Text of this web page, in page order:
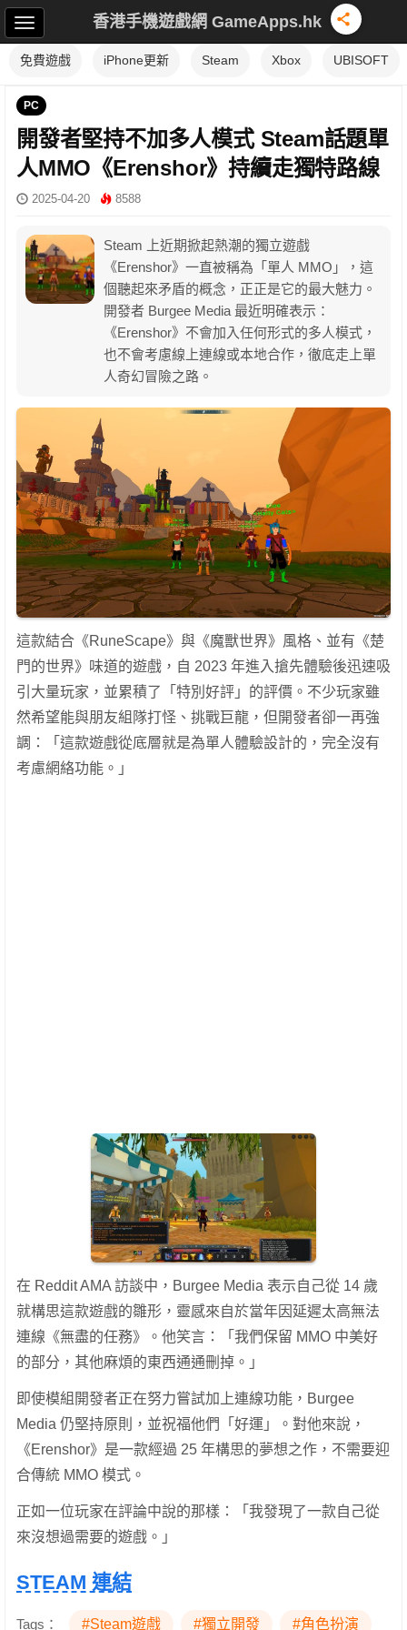
香港手機遊戲網 GameApps.hk
免費遊戲 iPhone更新 Steam Xbox UBISOFT
PC
開發者堅持不加多人模式 Steam話題單
人MMO《Erenshor》持續走獨特路線
2025-04-20 8588
Steam 上近期掀起熱潮的獨立遊戲
《Erenshor》一直被稱為「單人 MMO」，這
個聽起來矛盾的概念，正正是它的最大魅力。
開發者 Burgee Media 最近明確表示：
《Erenshor》不會加入任何形式的多人模式，
也不會考慮線上連線或本地合作，徹底走上單
人奇幻冒險之路。
這款結合《RuneScape》與《魔獸世界》風格、並有《楚
門的世界》味道的遊戲，自 2023 年進入搶先體驗後迅速吸
引大量玩家，並累積了「特別好評」的評價。不少玩家雖
然希望能與朋友組隊打怪、挑戰巨龍，但開發者卻一再強
調：「這款遊戲從底層就是為單人體驗設計的，完全沒有
考慮網絡功能。」
在 Reddit AMA 訪談中，Burgee Media 表示自己從 14 歲
就構思這款遊戲的雛形，靈感來自於當年因延遲太高無法
連線《無盡的任務》。他笑言：「我們保留 MMO 中美好
的部分，其他麻煩的東西通通刪掉。」
即使模組開發者正在努力嘗試加上連線功能，Burgee
Media 仍堅持原則，並祝福他們「好運」。對他來說，
《Erenshor》是一款經過 25 年構思的夢想之作，不需要迎
合傳統 MMO 模式。
正如一位玩家在評論中說的那樣：「我發現了一款自己從
來沒想過需要的遊戲。」
STEAM 連結
Tags： #Steam遊戲 #獨立開發 #角色扮演